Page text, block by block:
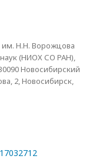
им. Н.Н. Ворожцова
(НИОХ СО РАН),
Новосибирский
2, Новосибирск,